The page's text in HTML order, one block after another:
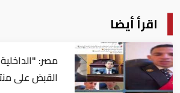
اقرأ أيضا
مصر:
القبض على